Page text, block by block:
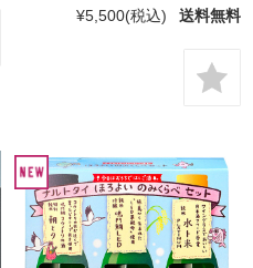
¥5,500(税込) 送料無料